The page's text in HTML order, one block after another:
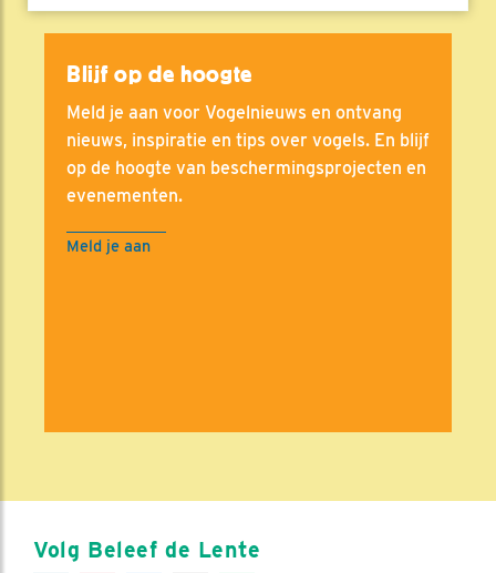
Blijf op de hoogte
Meld je aan voor Vogelnieuws en ontvang
nieuws, inspiratie en tips over vogels. En blijf
op de hoogte van beschermingsprojecten en
evenementen.
Meld je aan
Volg Beleef de Lente